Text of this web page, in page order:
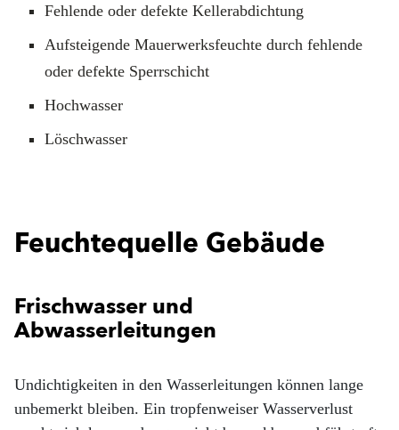
Fehlende oder defekte Kellerabdichtung
Aufsteigende Mauerwerksfeuchte durch fehlende
oder defekte Sperrschicht
Hochwasser
Löschwasser
Feuchtequelle Gebäude
Frischwasser und
Abwasserleitungen
Undichtigkeiten in den Wasserleitungen können lange
unbemerkt bleiben. Ein tropfenweiser Wasserverlust